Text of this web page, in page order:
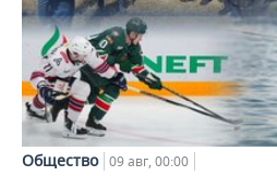
Общество 09 авг, 00:00